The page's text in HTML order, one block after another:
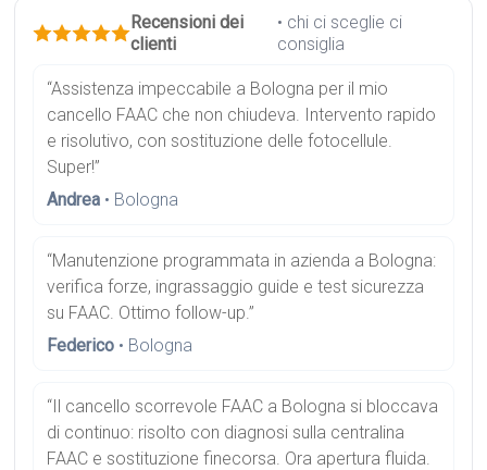
Recensioni dei
clienti
• chi ci sceglie ci
consiglia
“Assistenza impeccabile a Bologna per il mio
cancello FAAC che non chiudeva. Intervento rapido
e risolutivo, con sostituzione delle fotocellule.
Super!”
Andrea • Bologna
“Manutenzione programmata in azienda a Bologna:
verifica forze, ingrassaggio guide e test sicurezza
su FAAC. Ottimo follow-up.”
Federico • Bologna
“Il cancello scorrevole FAAC a Bologna si bloccava
di continuo: risolto con diagnosi sulla centralina
FAAC e sostituzione finecorsa. Ora apertura fluida.